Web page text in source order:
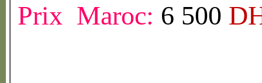
Prix Maroc: 6 500